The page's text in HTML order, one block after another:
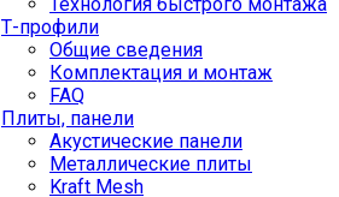
Т-профили
Общие сведения
Комплектация и монтаж
FAQ
Плиты, панели
Акустические панели
Металлические плиты
Kraft Mesh